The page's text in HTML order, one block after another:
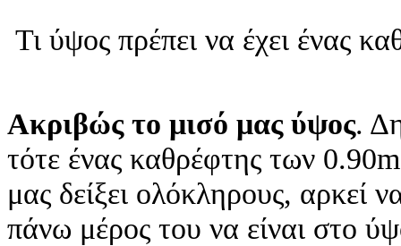
Τι ύψος πρέπει να έχει ένας
Ακριβώς το μισό μας ύψος.
τότε ένας καθρέφτης των
μας δείξει ολόκληρους, αρκεί
πάνω μέρος του να είναι στο